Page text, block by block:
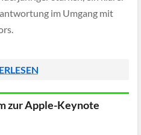
im Umgang mit
zur Apple-Keynote